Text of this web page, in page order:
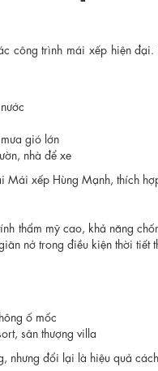
công trình mái xếp hiện
gió lớn
nhà để xe
xếp Hùng Mạnh, thích
thẩm mỹ cao, khả năng
nở trong điều kiện thời tiết
ố mốc
sân thượng villa
đổi lại là hiệu quả